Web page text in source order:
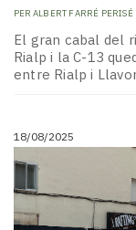
PER ALBERT FARRÉ PERISÉ
El gran cabal del
Rialp i la C-13
entre Rialp i
18/08/2025